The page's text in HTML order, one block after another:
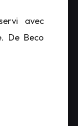
avec
De Beco